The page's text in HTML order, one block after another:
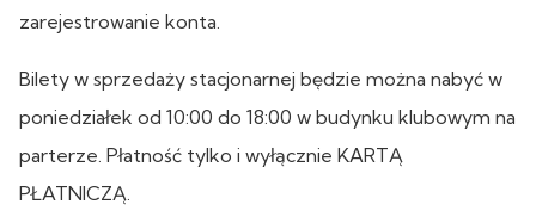
zarejestrowanie konta.
Bilety w sprzedaży stacjonarnej będzie można nabyć w
poniedziałek od 10:00 do 18:00 w budynku klubowym na
parterze. Płatność tylko i wyłącznie KARTĄ
PŁATNICZĄ.